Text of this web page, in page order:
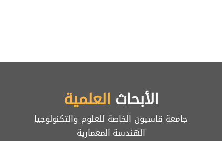
الأبحاث العلمية
جامعة قاسيون الخاصة للعلوم والتكنولوجيا
الهندسة المعمارية